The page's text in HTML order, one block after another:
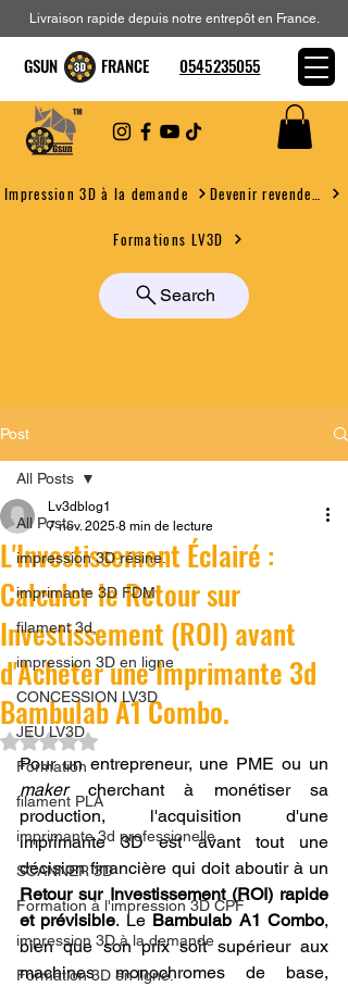
Impression 3D à la demande
Formations LV3D
Search
Livraison rapide depuis notre entrepôt en France.
GSUN FRANCE 0545235055
Post
All Posts
impression 3D résine.
imprimante 3D FDM
filament 3d,
impression 3D en ligne
CONCESSION LV3D
JEU LV3D
Formation
filament PLA
imprimante 3d professionelle
SCANNER 3D
Formation à l'impression 3D CPF
impression 3D à la demande
Formation 3D en ligne.
All Posts
L'Investissement Éclairé :
Calculer le Retour sur
Investissement (ROI) avant
d'Acheter une Imprimante 3d
Bambulab A1 Combo.
Lv3dblog1
7 nov. 2025 8 min de lecture
Noté NaN étoiles sur 5.
maker cherchant à monétiser sa
production, l'acquisition d'une
imprimante 3D est avant tout une
Retour sur Investissement (ROI) rapide
et prévisible. Le Bambulab A1 Combo,
bien que son prix soit supérieur aux
machines monochromes de base,